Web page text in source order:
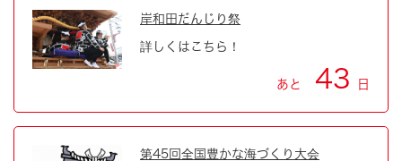
岸和田だんじり祭
詳しくはこちら！
あと 43 日
第45回全国豊かな海づくり大会